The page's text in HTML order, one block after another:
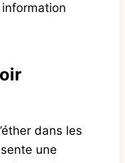
dans les
une